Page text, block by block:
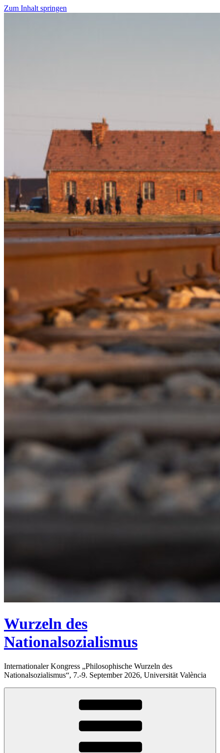
Zum Inhalt springen
Wurzeln des
Nationalsozialismus
Internationaler Kongress „Philosophische Wurzeln des
Nationalsozialismus“, 7.-9. September 2026, Universität València